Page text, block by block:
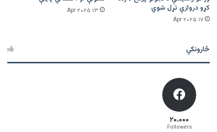
کړو دروازې تړل شوي
۱۷ Apr ۲۰۲۵
۱۳ Apr ۲۰۲۵
څارونکي
۲۰،۰۰۰
Followers